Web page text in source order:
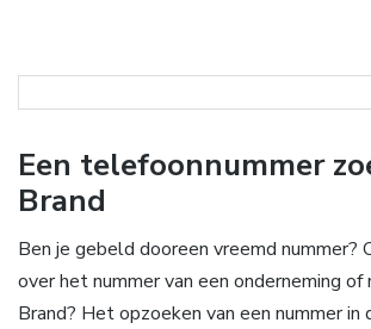
Een telefoonnummer
Brand
Ben je gebeld dooreen vreemd nummer?
over het nummer van een onderneming
Brand? Het opzoeken van een nummer